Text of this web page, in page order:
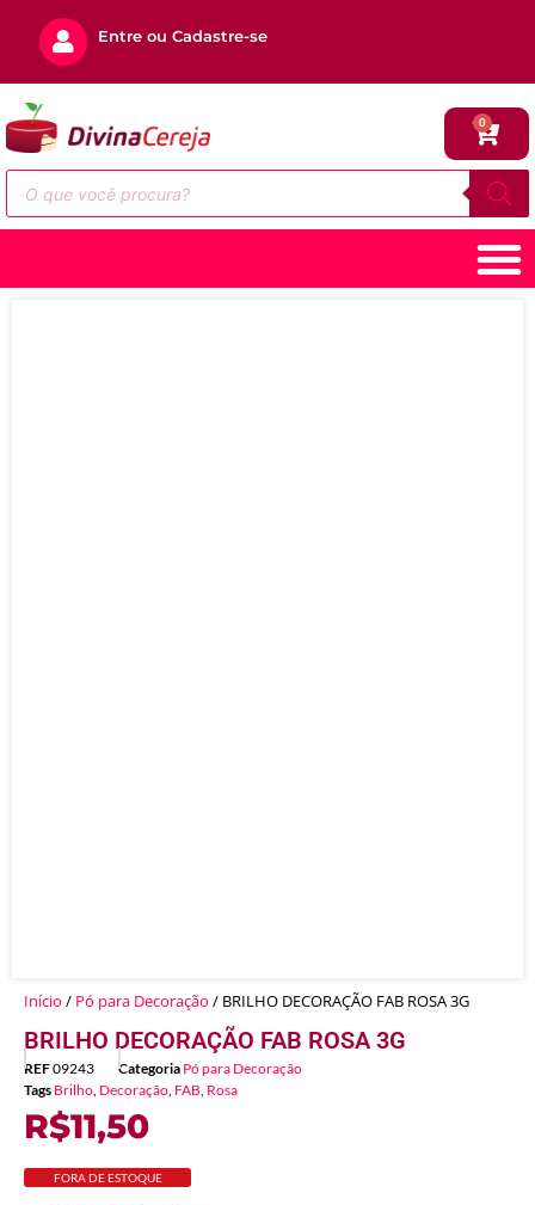
Entre ou Cadastre-se
0
Início / Pó para Decoração / BRILHO DECORAÇÃO FAB ROSA 3G
BRILHO DECORAÇÃO FAB ROSA 3G
REF09243 Categoria Pó para Decoração
Tags Brilho, Decoração, FAB, Rosa
R$11,50
FORA DE ESTOQUE